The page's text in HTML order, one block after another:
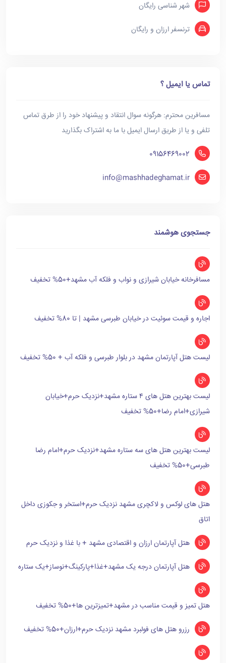
شهر شناسی رایگان
ترنسفر ارزان و رایگان
تماس یا ایمیل ؟
مسافرین محترم: هرگونه سوال انتقاد و پیشنهاد خود را از طرق تماس
تلفی و یا از طریق ارسال ایمیل با ما به اشتراک بگذارید
09156469002
info@mashhadeghamat.ir
جستجوی هوشمند
مسافرخانه خیابان شیرازی و نواب و فلکه آب مشهد+50% تخفیف
اجاره و قیمت سوئیت در خیابان طبرسی مشهد | تا 80% تخفیف
لیست هتل آپارتمان مشهد در بلوار طبرسی و فلکه آب + 50% تخفیف
لیست بهترین هتل های ۴ ستاره مشهد+نزدیک حرم+خیابان
شیرازی+امام رضا+50% تخفیف
لیست بهترین هتل های سه ستاره مشهد+نزدیک حرم+امام رضا
طبرسی+50% تخفیف
هتل های لوکس و لاکچری مشهد نزدیک حرم+استخر و جکوزی داخل
اتاق
هتل آپارتمان ارزان و اقتصادی مشهد + با غذا و نزدیک حرم
هتل آپارتمان درجه یک مشهد+غذا+پارکینگ+نوساز+یک ستاره
هتل تمیز و قیمت مناسب در مشهد+تمیزترین ها+50% تخفیف
رزرو هتل های فولبرد مشهد نزدیک حرم+ارزان+50% تخفیف